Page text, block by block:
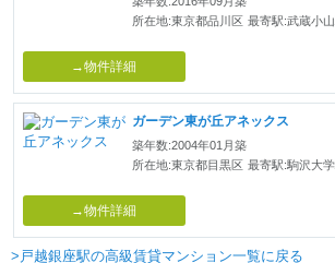
所在地:東京都品川区 最寄駅:武蔵小
→物件詳細
ガーデン東が丘アネックス
築年数:2004年01月築
所在地:東京都目黒区 最寄駅:駒沢大
→物件詳細
>戸越銀座駅の高級賃貸マンション一覧に戻る